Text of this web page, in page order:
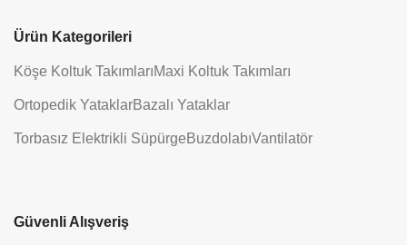
Ürün Kategorileri
Köşe Koltuk TakımlarıMaxi Koltuk Takımları
Ortopedik YataklarBazalı Yataklar
Torbasız Elektrikli SüpürgeBuzdolabıVantilatör
Güvenli Alışveriş